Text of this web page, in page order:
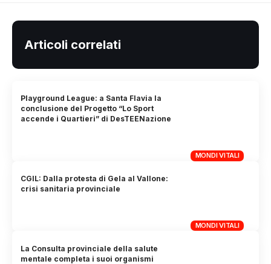
Articoli correlati
MONDI VITALI
Playground League: a Santa Flavia la
conclusione del Progetto “Lo Sport
accende i Quartieri” di DesTEENazione
MONDI VITALI
CGIL: Dalla protesta di Gela al Vallone:
crisi sanitaria provinciale
La Consulta provinciale della salute
mentale completa i suoi organismi